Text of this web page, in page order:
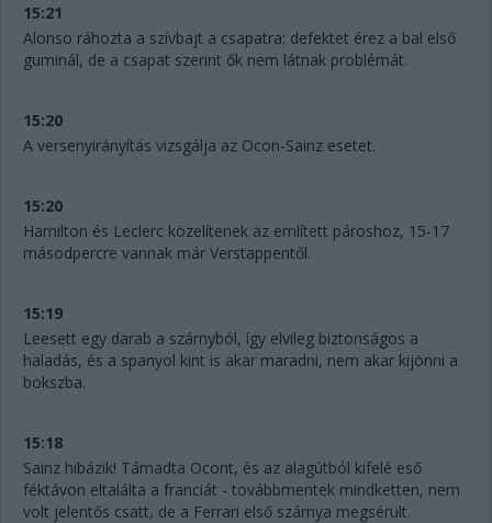
15:21
Alonso ráhozta a szívbajt a csapatra: defektet érez a bal első
guminál, de a csapat szerint ők nem látnak problémát.
15:20
A versenyirányítás vizsgálja az Ocon-Sainz esetet.
15:20
Hamilton és Leclerc közelítenek az említett pároshoz, 15-17
másodpercre vannak már Verstappentől.
15:19
Leesett egy darab a szárnyból, így elvileg biztonságos a
haladás, és a spanyol kint is akar maradni, nem akar kijönni a
bokszba.
15:18
Sainz hibázik! Támadta Ocont, és az alagútból kifelé eső
féktávon eltalálta a franciát - továbbmentek mindketten, nem
volt jelentős csatt, de a Ferrari első szárnya megsérült.